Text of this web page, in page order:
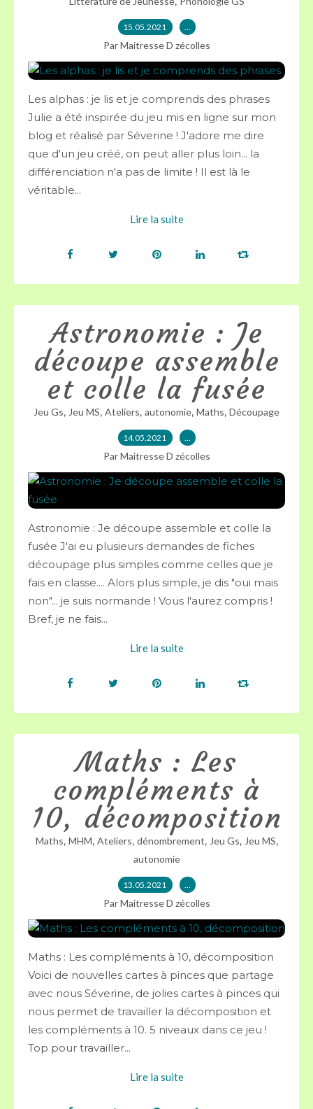
15.05.2021 …
Par Maitresse D zécolles
Les alphas : je lis et je comprends des phrases
Julie a été inspirée du jeu mis en ligne sur mon
blog et réalisé par Séverine ! J'adore me dire
que d'un jeu créé, on peut aller plus loin... la
différenciation n'a pas de limite ! Il est là le
véritable...
Lire la suite
Astronomie : Je
découpe assemble
et colle la fusée
Jeu Gs, Jeu MS, Ateliers, autonomie, Maths, Découpage
14.05.2021 …
Par Maitresse D zécolles
Astronomie : Je découpe assemble et colle la
fusée J'ai eu plusieurs demandes de fiches
découpage plus simples comme celles que je
fais en classe.... Alors plus simple, je dis "oui mais
non"... je suis normande ! Vous l'aurez compris !
Bref, je ne fais...
Lire la suite
Maths : Les
compléments à
10, décomposition
Maths, MHM, Ateliers, dénombrement, Jeu Gs, Jeu MS,
autonomie
13.05.2021 …
Par Maitresse D zécolles
Maths : Les compléments à 10, décomposition
Voici de nouvelles cartes à pinces que partage
avec nous Séverine, de jolies cartes à pinces qui
nous permet de travailler la décomposition et
les compléments à 10. 5 niveaux dans ce jeu !
Top pour travailler...
Lire la suite